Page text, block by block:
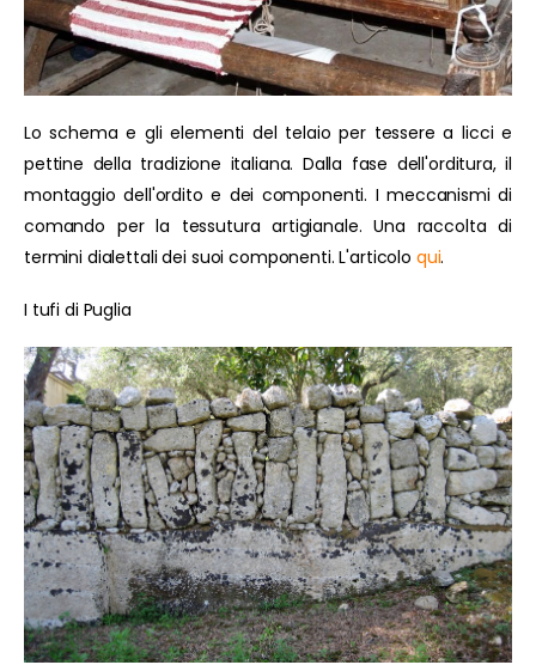
Lo schema e gli elementi del telaio per tessere a licci e
pettine della tradizione italiana. Dalla fase dell'orditura, il
montaggio dell'ordito e dei componenti. I meccanismi di
comando per la tessutura artigianale. Una raccolta di
termini dialettali dei suoi componenti. L'articolo qui.
I tufi di Puglia